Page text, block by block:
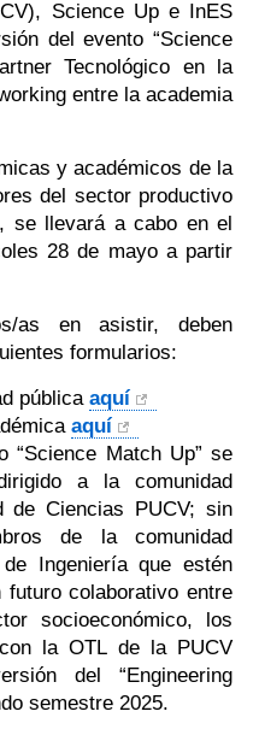
Science Up e InES
del evento “Science
Tecnológico en la
entre la academia
y académicos de la
del sector productivo
se llevará a cabo en el
28 de mayo a partir
as en asistir, deben
formularios:
pública aquí
aquí
“Science Match Up” se
a la comunidad
de Ciencias PUCV; sin
de la comunidad
Ingeniería que estén
futuro colaborativo entre
socioeconómico, los
la OTL de la PUCV
del “Engineering
semestre 2025.